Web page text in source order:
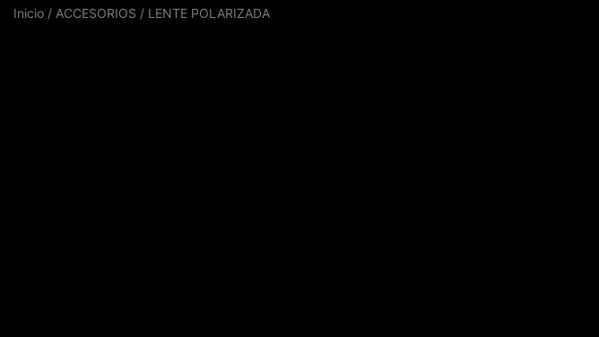
Inicio / ACCESORIOS / LENTE POLARIZADA